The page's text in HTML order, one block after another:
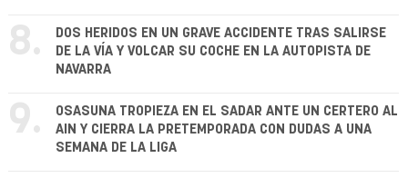
8.
DOS HERIDOS EN UN GRAVE ACCIDENTE TRAS SALIRSE
DE LA VÍA Y VOLCAR SU COCHE EN LA AUTOPISTA DE
NAVARRA
9.
OSASUNA TROPIEZA EN EL SADAR ANTE UN CERTERO AL
AIN Y CIERRA LA PRETEMPORADA CON DUDAS A UNA
SEMANA DE LA LIGA